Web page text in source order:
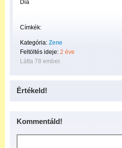
Dia
Címkék:
Kategória: Zene
Feltöltés ideje: 2 éve
Látta 78 ember.
Értékeld!
Kommentáld!